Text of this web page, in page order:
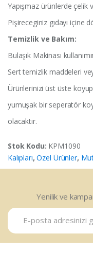
Yapışmaz ürünlerde çelik
Pişireceginiz gıdayı içine
Temizlik ve Bakım:
Bulaşık Makinası
Sert temizlik maddeleri
Ürünlerinizi üst üste
yumuşak bir seperatör
olacaktır.
Stok Kodu: KPM1090
Kalıpları,Özel Ürünler,
Yenilik ve